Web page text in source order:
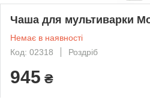
Чаша для мультиварки
Немає в наявності
Код: 02318
Роздріб
945 ₴